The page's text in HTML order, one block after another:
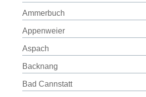
Ammerbuch
Appenweier
Aspach
Backnang
Bad Cannstatt